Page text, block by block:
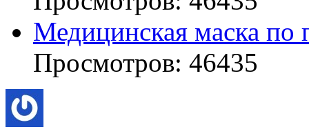
Медицинская маска по
Просмотров: 46435